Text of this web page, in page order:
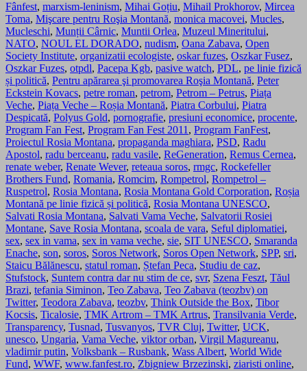
Fânfest, marxism-leninism, Mihai Goțiu, Mihail Prokhorov, Mircea
Toma, Mişcare pentru Roşia Montană, monica macovei, Mucles,
Mucleschi, Munții Cârnic, Muntii Orlea, Muzeul Mineritului,
NATO, NOUL EL DORADO, nudism, Oana Zabava, Open
Society Institute, organizatii ecologiste, oskar fuzes, Oszkar Fusez,
Oszkar Fuzes, otpdl, Pacepa Kgb, pasive watch, PDL, pe linie fizică
și politică, Pentru apărarea şi promovarea Roşia Montană, Peter
Eckstein Kovacs, petre roman, petrom, Petrom – Petrus, Piața
Veche, Piața Veche – Roșia Montană, Piatra Corbului, Piatra
Despicată, Polyus Gold, pornografie, presiuni economice, procente,
Program Fan Fest, Program Fan Fest 2011 , Program FanFest,
Proiectul Rosia Montana, propaganda maghiara, PSD, Radu
Apostol, radu berceanu, radu vasile, ReGeneration, Remus Cernea,
renate weber, Renate Wever, reteaua soros, rmgc, Rockefeller
Brothers Fund, Romania, Romcim, Rompetrol, Rompetrol –
Ruspetrol, Rosia Montana, Rosia Montana Gold Corporation, Roșia
Montană pe linie fizică și politică, Rosia Montana UNESCO,
Salvati Rosia Montana, Salvati Vama Veche, Salvatorii Rosiei
Montane, Save Rosia Montana, scoala de vara, Seful diplomatiei,
sex, sex in vama, sex in vama veche, sie, SIT UNESCO, Smaranda
Enache, son, soros, Soros Network, Soros Open Network, SPP, sri,
Staicu Bălănescu, statul roman, Ștefan Peca, Studiu de caz,
Stufstock, Suntem contra dar nu stim de ce, svr, Szena Feszt, Tăul
Brazi, tefania Siminon, Teo Zabava, Teo Zabava (teozbv) on
Twitter, Teodora Zabava, teozbv, Think Outside the Box, Tibor
Kocsis, Ticalosie, TMK Artrom – TMK Artrus, Transilvania Verde,
Transparency, Tusnad, Tusvanyos, TVR Cluj, Twitter, UCK,
unesco, Ungaria, Vama Veche, viktor orban, Virgil Magureanu,
vladimir putin, Volksbank – Rusbank, Wass Albert, World Wide
Fund, WWF, www.fanfest.ro, Zbigniew Brzezinski, ziaristi online,